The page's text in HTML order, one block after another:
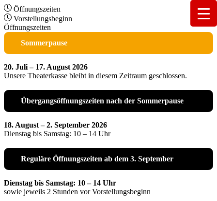
Öffnungszeiten
Vorstellungsbeginn
Öffnungszeiten
Sommerpause
20. Juli – 17. August 2026
Unsere Theaterkasse bleibt in diesem Zeitraum geschlossen.
Übergangsöffnungszeiten nach der Sommerpause
18. August – 2. September 2026
Dienstag bis Samstag: 10 – 14 Uhr
Reguläre Öffnungszeiten ab dem 3. September
Dienstag bis Samstag: 10 – 14 Uhr
sowie jeweils 2 Stunden vor Vorstellungsbeginn